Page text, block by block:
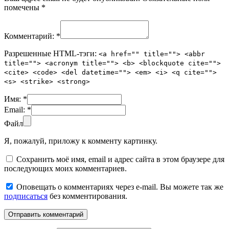
помечены *
Комментарий: *
Разрешенные HTML-тэги: <a href="" title=""> <abbr
title=""> <acronym title=""> <b> <blockquote cite="">
<cite> <code> <del datetime=""> <em> <i> <q cite="">
<s> <strike> <strong>
Имя: *
Email: *
Файл
Я, пожалуй, приложу к комменту картинку.
Сохранить моё имя, email и адрес сайта в этом браузере для
последующих моих комментариев.
Оповещать о комментариях через e-mail. Вы можете так же
подписаться без комментирования.